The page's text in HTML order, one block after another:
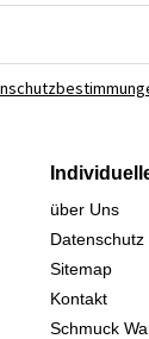
über Uns
Datenschutz
Sitemap
Kontakt
Schmuck